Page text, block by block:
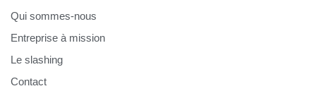
Qui sommes-nous
Entreprise à mission
Le slashing
Contact